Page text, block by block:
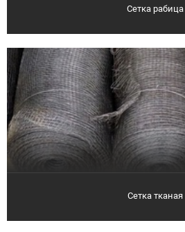
Сетка рабица
Сетка тканая